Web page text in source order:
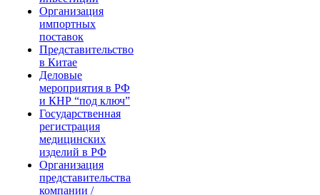
Организация
импортных
поставок
Представительство
в Китае
Деловые
мероприятия в РФ
и КНР “под ключ”
Государственная
регистрация
медицинских
изделий в РФ
Организация
представительства
компании /